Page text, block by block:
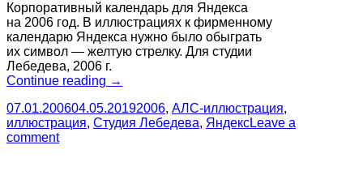
Корпоративный календарь для Яндекса
на 2006 год. В иллюстрациях к фирменному
календарю Яндекса нужно было обыграть
их символ — желтую стрелку. Для студии
Лебедева, 2006 г.
Continue reading “Календарь
Яндекса”
→
07.01.200604.05.20192006, АЛС-иллюстрация,
иллюстрация, Студия Лебедева, ЯндексLeave a
comment